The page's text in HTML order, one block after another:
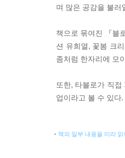
며 많은 공감을 불러
책으로 묶여진 『블
션 유희열, 꽃봄 크
좀처럼 한자리에 모
또한, 타블로가 직
업이라고 볼 수 있다.
책의 일부 내용을 미리